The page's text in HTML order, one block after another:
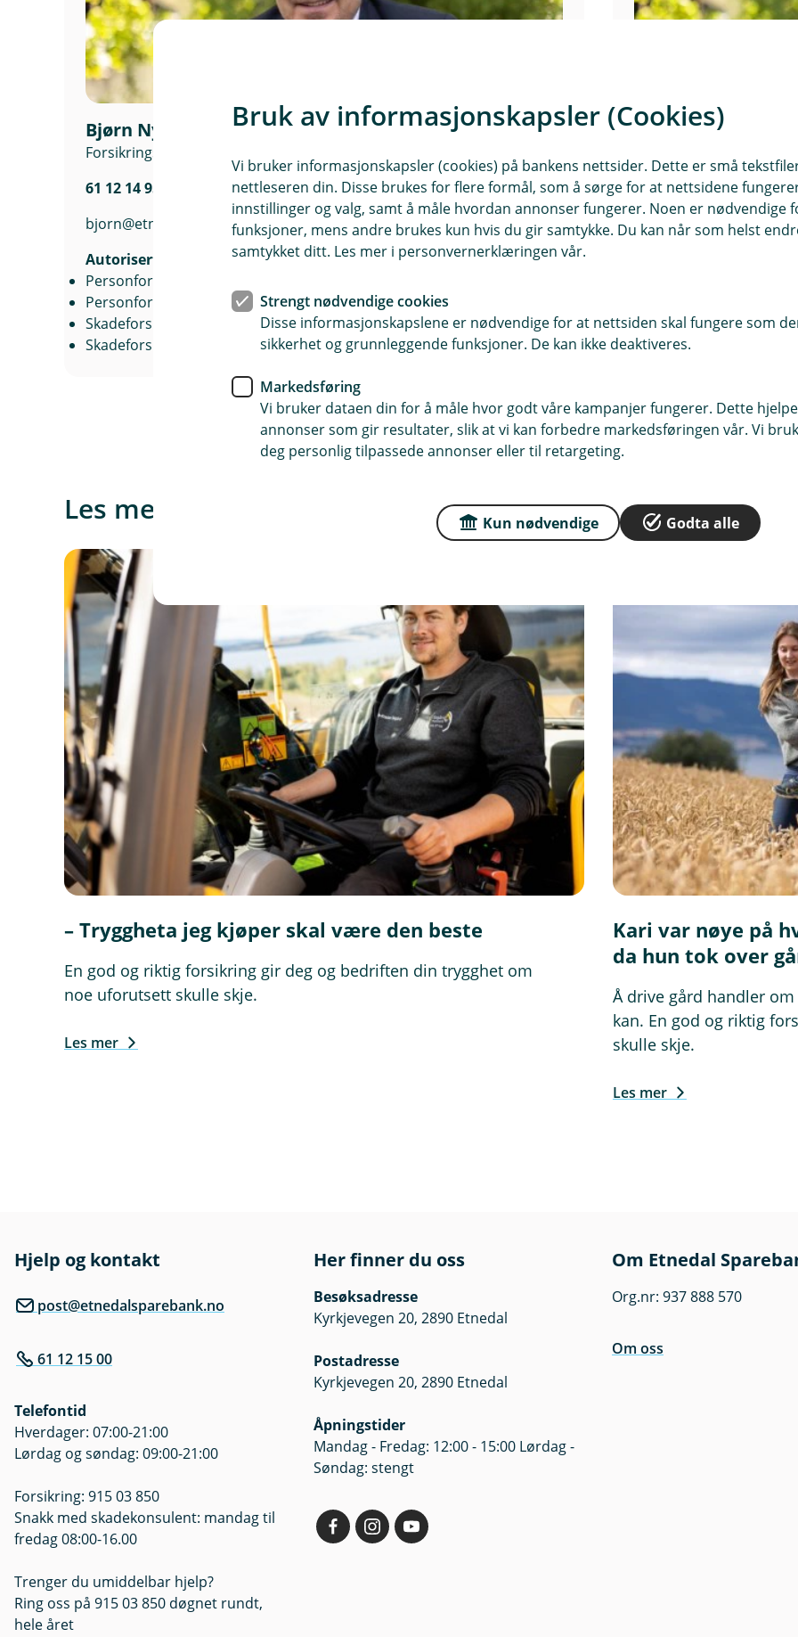
Bjørn Nygård
Forsikringsansvarlig
61 12 14 95
bjorn@etnedalsparebank.no
Autorisert rådgiver
Personforsikring
Personforsikring Næringsliv
Skadeforsikring
Skadeforsikring Næringsliv
Marius Misfjord
61 12 15 07
Skadeforsikring
Skadeforsikring
Les mer
– Tryggheta jeg kjøper skal være den beste
En god og riktig forsikring gir deg og bedriften din trygghet om
noe uforutsett skulle skje.
Les mer
Kari var nøye på
da hun tok over
Å drive gård handler
kan. En god og riktig
skulle skje.
Les mer
Hjelp og kontakt
post@etnedalsparebank.no
61 12 15 00
Telefontid
Hverdager: 07:00-21:00
Lørdag og søndag: 09:00-21:00
Forsikring: 915 03 850
Snakk med skadekonsulent: mandag til
fredag 08:00-16.00
Trenger du umiddelbar hjelp?
Ring oss på 915 03 850 døgnet rundt,
hele året
Her finner du oss
Besøksadresse
Kyrkjevegen 20, 2890 Etnedal
Postadresse
Kyrkjevegen 20, 2890 Etnedal
Åpningstider
Mandag - Fredag: 12:00 - 15:00 Lørdag -
Søndag: stengt
Om Etnedal
Org.nr: 937 888 570
Om oss
Bruk av informasjonskapsler (Cookies)
Vi bruker informasjonskapsler (cookies) på bankens nettsider. Dette er små
nettleseren din. Disse brukes for flere formål, som å sørge for at nettsidene
innstillinger og valg, samt å måle hvordan annonser fungerer. Noen er nødvendige
funksjoner, mens andre brukes kun hvis du gir samtykke. Du kan når som helst
samtykket ditt. Les mer i personvernerklæringen vår.
Strengt nødvendige cookies
Disse informasjonskapslene er nødvendige for at nettsiden skal fungere som
sikkerhet og grunnleggende funksjoner. De kan ikke deaktiveres.
Markedsføring
Vi bruker dataen din for å måle hvor godt våre kampanjer fungerer. Dette
annonser som gir resultater, slik at vi kan forbedre markedsføringen vår. Vi
deg personlig tilpassede annonser eller til retargeting.
Kun nødvendige Godta alle